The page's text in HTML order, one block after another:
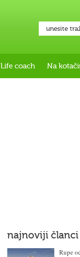
Life coach Na
najnoviji članci
Rupe